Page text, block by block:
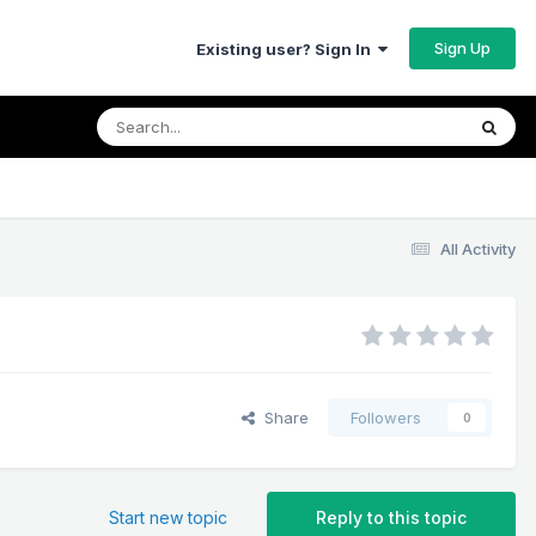
Existing user? Sign In Sign Up
All Activity
Share Followers 0
Reply to this topic
Start new topic